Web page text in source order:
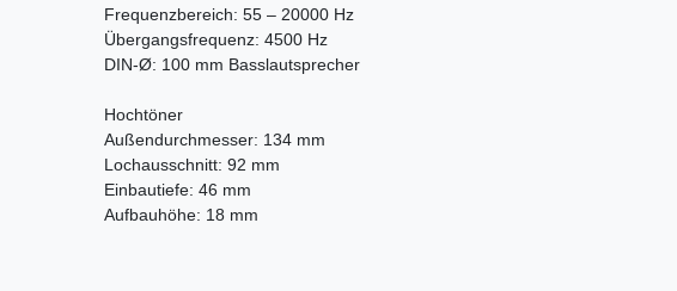
Frequenzbereich: 55 – 20000 Hz
Übergangsfrequenz: 4500 Hz
DIN-Ø: 100 mm Basslautsprecher
Hochtöner
Außendurchmesser: 134 mm
Lochausschnitt: 92 mm
Einbautiefe: 46 mm
Aufbauhöhe: 18 mm